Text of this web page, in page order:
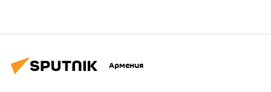
Армения